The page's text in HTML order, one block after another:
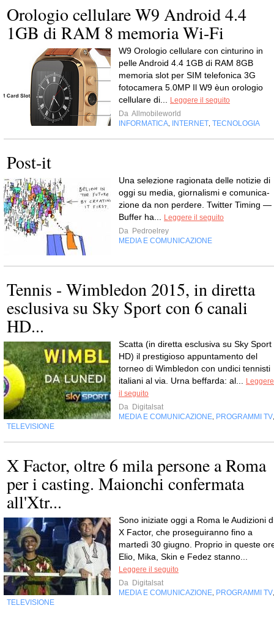
Orologio cellulare W9 Android 4.4
1GB di RAM 8 memoria Wi-Fi
W9 Orologio cellulare con cinturino in
pelle Android 4.4 1GB di RAM 8GB
memoria slot per SIM telefonica 3G
fotocamera 5.0MP Il W9 èun orologio
cellulare di...
Leggere il seguito
Da Allmobileworld
INFORMATICA
INTERNET TECNOLOGIA
Post-it
Una sele­zione ragio­nata delle noti­zie di
oggi su media, gior­na­li­smi e comu­ni­ca­
zione da non perdere. Twit­ter Timing —
Buf­fer ha...
Leggere il seguito
Da Pedroelrey
MEDIA E COMUNICAZIONE
Tennis - Wimbledon 2015, in diretta
esclusiva su Sky Sport con 6 canali
HD...
Scatta (in diretta esclusiva su Sky Sport
HD) il prestigioso appuntamento del
torneo di Wimbledon con undici tennisti
italiani al via. Urna beffarda: al...
Leggere
il seguito
Da Digitalsat
MEDIA E COMUNICAZIONE PROGRAMMI TV
TELEVISIONE
X Factor, oltre 6 mila persone a Roma
per i casting. Maionchi confermata
all'Xtr...
Sono iniziate oggi a Roma le Audizioni
X Factor, che proseguiranno fino a
martedì 30 giugno. Proprio in queste
Elio, Mika, Skin e Fedez stanno...
Leggere il seguito
Da Digitalsat
MEDIA E COMUNICAZIONE PROGRAMMI TV
TELEVISIONE